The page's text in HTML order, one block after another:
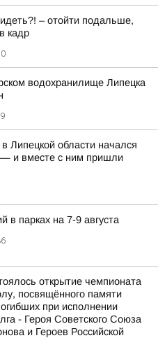
– отойти подальше,
кадр
водохранилище Липецка
Липецкой области начался
— и вместе с ним пришли
в парках на 7-9 августа
открытие чемпионата
посвящённого памяти
при исполнении
- Героя Советского Союза
и Героев Российской